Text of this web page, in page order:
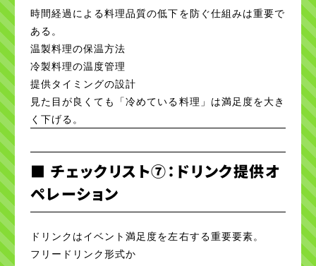
時間経過による料理品質の低下を防ぐ仕組みは重要で
ある。
温製料理の保温方法
冷製料理の温度管理
提供タイミングの設計
見た目が良くても「冷めている料理」は満足度を大き
く下げる。
■ チェックリスト⑦：ドリンク提供オ
ペレーション
ドリンクはイベント満足度を左右する重要要素。
フリードリンク形式か